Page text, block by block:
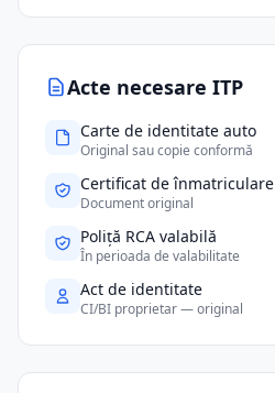
Acte necesare ITP
Carte de identitate auto
Original sau copie conformă
Certificat de înmatriculare
Document original
Poliță RCA valabilă
În perioada de valabilitate
Act de identitate
CI/BI proprietar — original